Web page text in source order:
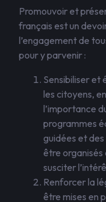
Promouvoir et
français est un
l’engagement de
pour y parvenir :
Sensibiliser et
les citoyens,
l’importance
programmes
guidées et
être organisés
susciter
Renforcer la
être mises en